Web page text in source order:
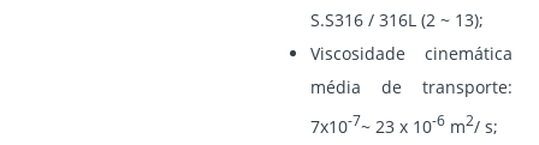
S.S316 / 316L (2 ~ 13);
Viscosidade cinemática
média de transporte:
7x10-7~ 23 x 10-6m2/ s;